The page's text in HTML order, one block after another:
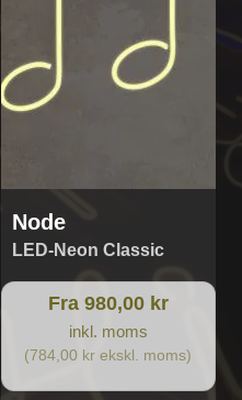
Node
LED-Neon Classic
Fra 980,00 kr
inkl. moms
(784,00 kr ekskl. moms)
på
varesiden